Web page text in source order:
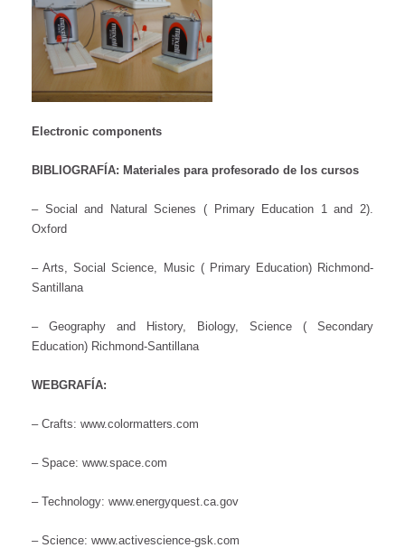
Electronic components
BIBLIOGRAFÍA: Materiales para profesorado de los cursos
– Social and Natural Scienes ( Primary Education 1 and 2).
Oxford
– Arts, Social Science, Music ( Primary Education) Richmond-
Santillana
– Geography and History, Biology, Science ( Secondary
Education) Richmond-Santillana
WEBGRAFÍA:
– Crafts: www.colormatters.com
– Space: www.space.com
– Technology: www.energyquest.ca.gov
– Science: www.activescience-gsk.com